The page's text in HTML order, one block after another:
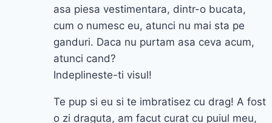
asa piesa vestimentara, dintr-o bucata,
cum o numesc eu, atunci nu mai sta pe
ganduri. Daca nu purtam asa ceva acum,
atunci cand?
Indeplineste-ti visul!
Te pup si eu si te imbratisez cu drag! A fost
o zi draguta, am facut curat cu puiul meu,